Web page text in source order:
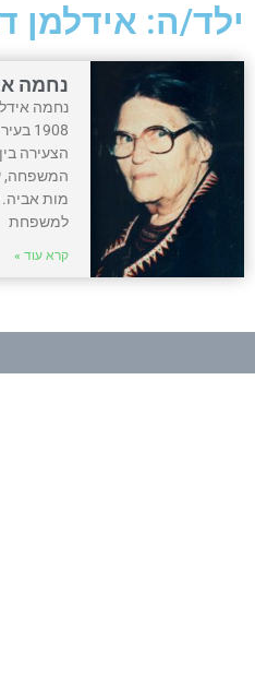
ילד/ה: אידלמן
נחמה
נחמה
1908
הצעירה
המשפחה,
מות אביה.
למשפחת
קרא עוד »